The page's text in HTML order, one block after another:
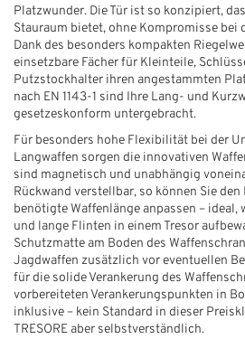
Platzwunder. Die Tür ist so konzipiert,
Stauraum bietet, ohne Kompromisse bei
Dank des besonders kompakten
einsetzbare Fächer für Kleinteile,
Putzstockhalter ihren angestammten
nach EN 1143-1 sind Ihre Lang- und
gesetzeskonform untergebracht.
Für besonders hohe Flexibilität bei der
Langwaffen sorgen die innovativen
sind magnetisch und unabhängig
Rückwand verstellbar, so können Sie
benötigte Waffenlänge anpassen – ideal,
und lange Flinten in einem Tresor
Schutzmatte am Boden des
Jagdwaffen zusätzlich vor eventuellen
für die solide Verankerung des
vorbereiteten Verankerungspunkten in
inklusive – kein Standard in dieser
TRESORE aber selbstverständlich.